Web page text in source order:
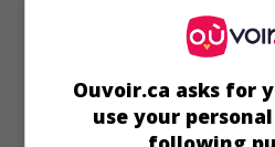
Ouvoir.ca asks for
use your